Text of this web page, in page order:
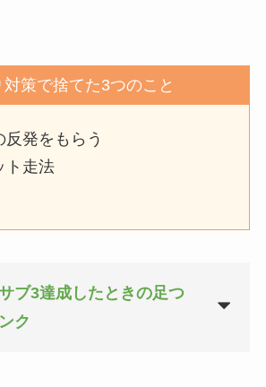
対策で捨てた3つのこと
反発をもらう
ト走法
ブ3達成したときの足つ
ク